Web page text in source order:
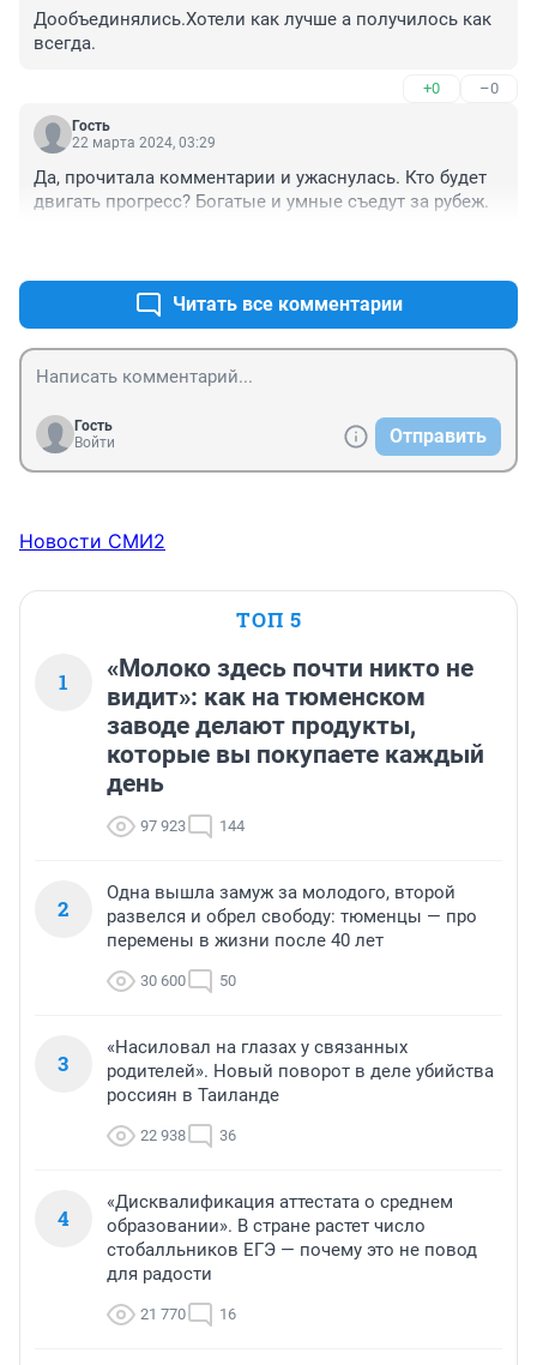
Дообъединялись.Хотели как лучше а получилось как
всегда.
+0 –0
Гость
22 марта 2024, 03:29
Да, прочитала комментарии и ужаснулась. Кто будет
двигать прогресс? Богатые и умные съедут за рубеж.
Читать все комментарии
Гость
Войти
Отправить
Новости СМИ2
ТОП 5
1
«Молоко здесь почти никто не
видит»: как на тюменском
заводе делают продукты,
которые вы покупаете каждый
день
97 923 144
2
Одна вышла замуж за молодого, второй
развелся и обрел свободу: тюменцы — про
перемены в жизни после 40 лет
30 600 50
3
«Насиловал на глазах у связанных
родителей». Новый поворот в деле убийства
россиян в Таиланде
22 938 36
4
«Дисквалификация аттестата о среднем
образовании». В стране растет число
стобалльников ЕГЭ — почему это не повод
для радости
21 770 16